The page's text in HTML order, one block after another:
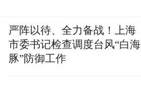
严阵以待、全力备战！上海
市委书记检查调度台风“白海
豚”防御工作